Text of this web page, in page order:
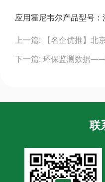
应用霍尼韦尔产品型号
navigation
联